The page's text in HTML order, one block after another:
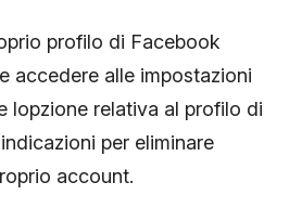
profilo di Facebook
accedere alle impostazioni
lopzione relativa al profilo di
per eliminare
account.